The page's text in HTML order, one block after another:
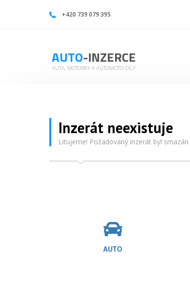
+420 739 079 395
AUTO-INZERCE
AUTA, MOTORKY A AUTOMOTO-DÍLY
Inzerát neexistuje
Litujeme! Požadovaný inzerát byl
AUTO